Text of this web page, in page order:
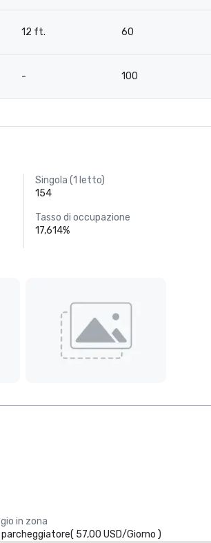
12 ft. 60
- 100
Singola (1 letto)
154
Tasso di occupazione
17,614%
in zona
( 57,00 USD/Giorno )